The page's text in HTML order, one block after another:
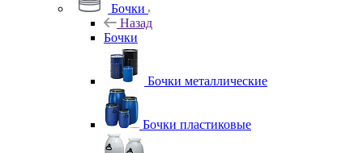
Бочки
Назад
Бочки
Бочки металлические
Бочки пластиковые